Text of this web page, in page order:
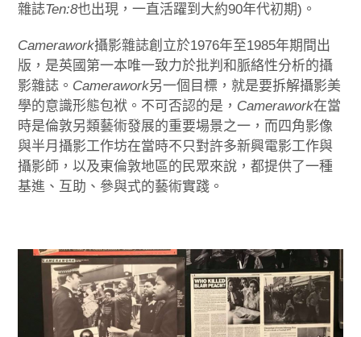
雜誌Ten:8也出現，一直活躍到大約90年代初期)。
Camerawork攝影雜誌創立於1976年至1985年期間出
版，是英國第一本唯一致力於批判和脈絡性分析的攝
影雜誌。 Camerawork另一個目標，就是要拆解攝影美
學的意識形態包袱。不可否認的是， Camerawork在當
時是倫敦另類藝術發展的重要場景之一，而四角影像
與半月攝影工作坊在當時不只對許多新興電影工作與
攝影師，以及東倫敦地區的民眾來說，都提供了一種
基進、互助、參與式的藝術實踐。